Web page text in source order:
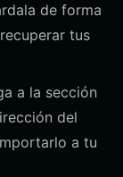
de forma
tus
a la sección
del
a tu